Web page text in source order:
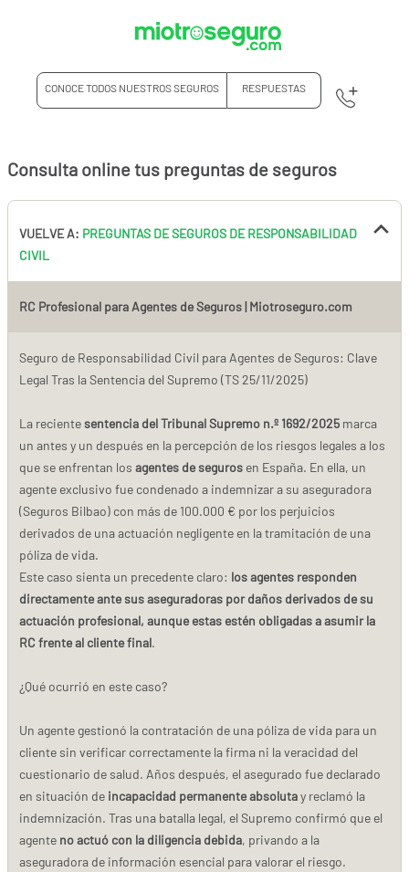
CONOCE TODOS NUESTROS SEGUROS RESPUESTAS
Consulta online tus preguntas de seguros
VUELVE A: PREGUNTAS DE SEGUROS DE RESPONSABILIDAD
CIVIL
RC Profesional para Agentes de Seguros | Miotroseguro.com
Seguro de Responsabilidad Civil para Agentes de Seguros: Clave
Legal Tras la Sentencia del Supremo (TS 25/11/2025)
La reciente sentencia del Tribunal Supremo n.º 1692/2025 marca
un antes y un después en la percepción de los riesgos legales a los
que se enfrentan los agentes de seguros en España. En ella, un
agente exclusivo fue condenado a indemnizar a su aseguradora
(Seguros Bilbao) con más de 100.000 € por los perjuicios
derivados de una actuación negligente en la tramitación de una
póliza de vida.
Este caso sienta un precedente claro: los agentes responden
directamente ante sus aseguradoras por daños derivados de su
actuación profesional, aunque estas estén obligadas a asumir la
RC frente al cliente final.
¿Qué ocurrió en este caso?
Un agente gestionó la contratación de una póliza de vida para un
cliente sin verificar correctamente la firma ni la veracidad del
cuestionario de salud. Años después, el asegurado fue declarado
en situación de incapacidad permanente absolutay reclamó la
indemnización. Tras una batalla legal, el Supremo confirmó que el
agente no actuó con la diligencia debida, privando a la
aseguradora de información esencial para valorar el riesgo.